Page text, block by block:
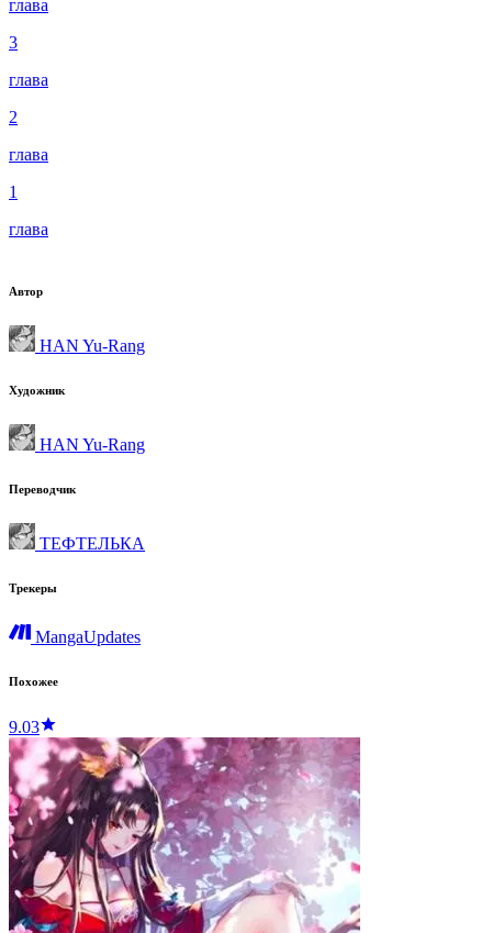
глава
3
глава
2
глава
1
глава
Автор
HAN Yu-Rang
Художник
HAN Yu-Rang
Переводчик
ТЕФТЕЛЬКА
Трекеры
MangaUpdates
Похожее
9.03